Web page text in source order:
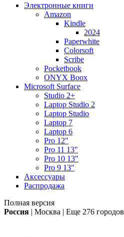
Электронные книги
Amazon
Kindle
2024
Paperwhite
Colorsoft
Scribe
Pocketbook
ONYX Boox
Microsoft Surface
Studio 2+
Laptop Studio 2
Laptop Studio
Laptop 7
Laptop 6
Pro 12"
Pro 11 13"
Pro 10 13"
Pro 9 13"
Аксессуары
Распродажа
Полная версия
Россия | Москва | Еще 276 городов